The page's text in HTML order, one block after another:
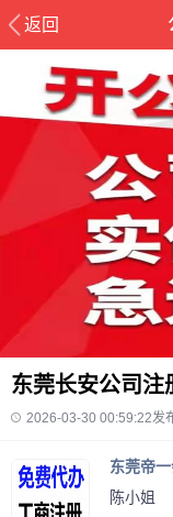
返回
东莞长安公司注
2026-03-30 00:59:22发
东莞帝
陈小姐